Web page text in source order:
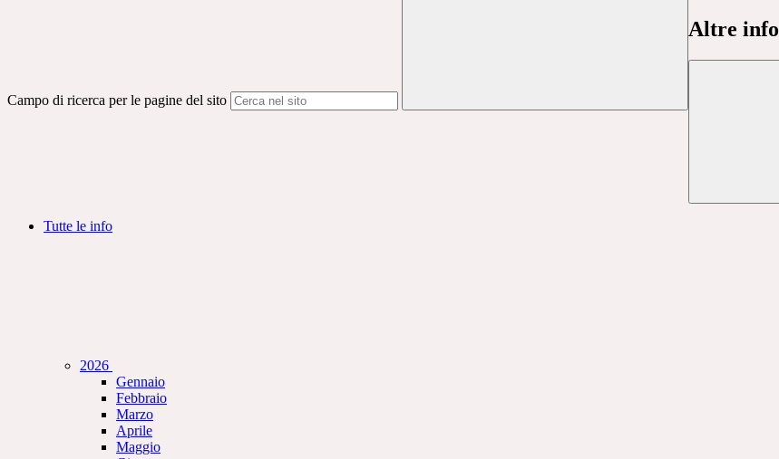
Campo di ricerca per le pagine del sito
Altre info
Tutte le info
2026
Gennaio
Febbraio
Marzo
Aprile
Maggio